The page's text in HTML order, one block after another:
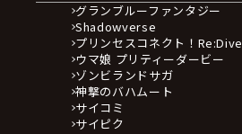
グランブルーファンタジー
Shadowverse
プリンセスコネクト！Re:Dive
ウマ娘 プリティーダービー
ゾンビランドサガ
神撃のバハムート
サイコミ
サイピク